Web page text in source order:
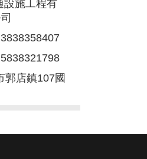
設施工程有
郭店鎮107國